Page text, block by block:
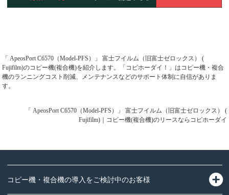
「 ApeosPort C6570（Model-PFS）」 富士フイルム（旧富士ゼロックス） (
Fujifilm)のコピー機(複合機)を紹介します。「コピホーダイ！」はコピー機・複合
機のランニングコスト削減、メンテナンスなどのサポート体制に自信がありま
す。
「 ApeosPort C6570（Model-PFS）」 富士フイルム（旧富士ゼロックス） (
Fujifilm)｜コピー機(複合機)のリースならコピホーダイ
コピー機・複合機の導入をご検討中のお客様